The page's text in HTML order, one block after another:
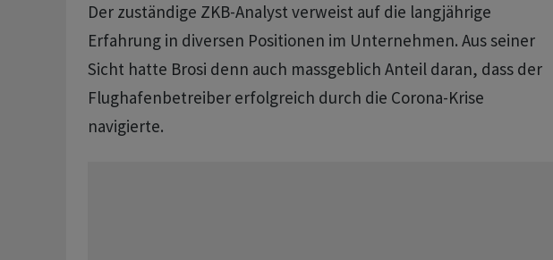
Der zuständige ZKB-Analyst verweist auf die langjährige
Erfahrung in diversen Positionen im Unternehmen. Aus seiner
Sicht hatte Brosi denn auch massgeblich Anteil daran, dass der
Flughafenbetreiber erfolgreich durch die Corona-Krise
navigierte.